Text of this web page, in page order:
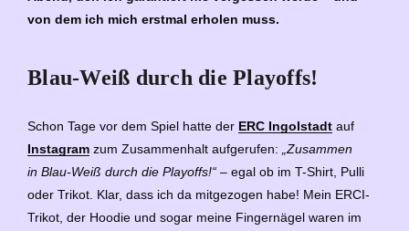
von dem ich mich erstmal erholen muss.
Blau-Weiß durch die Playoffs!
Schon Tage vor dem Spiel hatte der ERC Ingolstadt auf
Instagram zum Zusammenhalt aufgerufen:
„Zusammen
in Blau-Weiß durch die Playoffs!“ – egal ob im T-Shirt, Pulli
oder Trikot. Klar, dass ich da mitgezogen habe! Mein ERCI-
Trikot, der Hoodie und sogar meine Fingernägel waren im